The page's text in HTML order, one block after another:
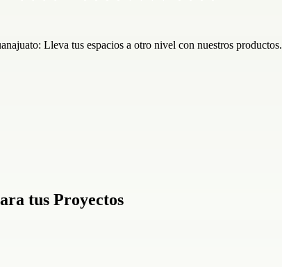
Lleva tus espacios a otro nivel con nuestros productos.
tus Proyectos